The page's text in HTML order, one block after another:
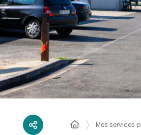
Mes services